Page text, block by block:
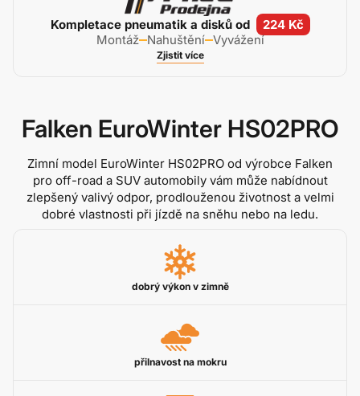
Kompletace pneumatik a disků od
224 Kč
Montáž Nahuštění Vyvážení
Zjistit více
Falken EuroWinter HS02PRO
Zimní model EuroWinter HS02PRO od výrobce Falken
pro off-road a SUV automobily vám může nabídnout
zlepšený valivý odpor, prodlouženou životnost a velmi
dobré vlastnosti při jízdě na sněhu nebo na ledu.
dobrý výkon v zimně
přilnavost na mokru